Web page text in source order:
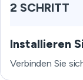
2 SCHRITT
Installieren
Verbinden Sie